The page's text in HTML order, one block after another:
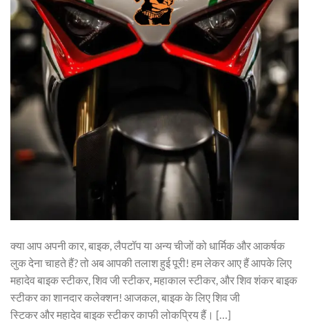
क्या आप अपनी कार, बाइक, लैपटॉप या अन्य चीजों को धार्मिक और आकर्षक
लुक देना चाहते हैं? तो अब आपकी तलाश हुई पूरी! हम लेकर आए हैं आपके लिए
महादेव बाइक स्टीकर, शिव जी स्टीकर, महाकाल स्टीकर, और शिव शंकर बाइक
स्टीकर का शानदार कलेक्शन! आजकल, बाइक के लिए शिव जी
स्टिकर और महादेव बाइक स्टीकर काफी लोकप्रिय हैं। […]